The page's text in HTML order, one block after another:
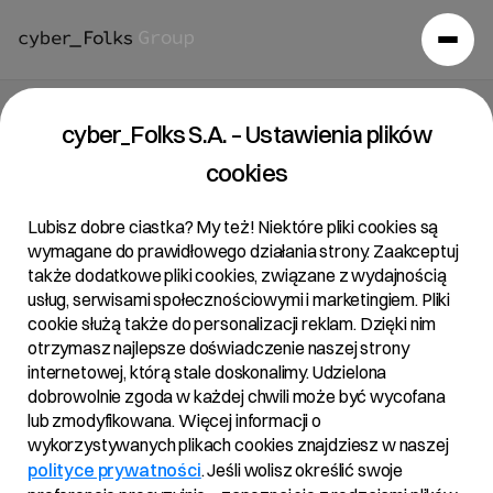
Strona główna/Raporty Raport kwartalny za Q1 2021
Raport kwartalny za Q1 2021
Załączniki:
Raport kwartalny Q1 2021 PDF
Skonsolidowane Sprawozdanie finansowe
Q1 2021
Jednostkowe Sprawozdanie finansowe Q1
2021
PDF
cyber_Folks S.A. – Ustawienia plików
cookies
Lubisz dobre ciastka? My też! Niektóre pliki cookies są
wymagane do prawidłowego działania strony. Zaakceptuj
także dodatkowe pliki cookies, związane z wydajnością
usług, serwisami społecznościowymi i marketingiem. Pliki
cookie służą także do personalizacji reklam. Dzięki nim
otrzymasz najlepsze doświadczenie naszej strony
internetowej, którą stale doskonalimy. Udzielona
dobrowolnie zgoda w każdej chwili może być wycofana
lub zmodyfikowana. Więcej informacji o
wykorzystywanych plikach cookies znajdziesz w naszej
polityce prywatności. Jeśli wolisz określić swoje